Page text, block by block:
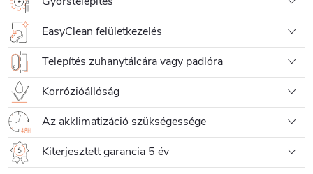
EasyClean felületkezelés
Telepítés zuhanytálcára vagy padlóra
Korrózióállóság
Az akklimatizáció szükségessége
Kiterjesztett garancia 5 év